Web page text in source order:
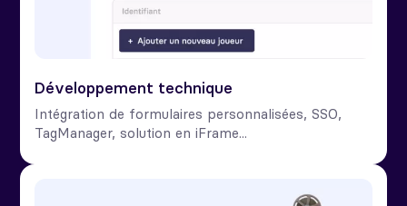
Développement technique
Intégration de formulaires personnalisées, SSO,
TagManager, solution en iFrame...